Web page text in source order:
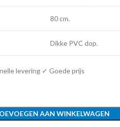
80 cm.
Dikke PVC dop.
levering ✓ Goede prijs
AAN WINKELWAGEN